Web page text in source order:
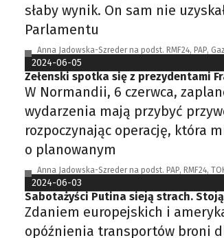
słaby wynik. On sam nie
Parlamentu
Anna Jadowska-Szreder na podst. RMF24, PAP,
2024-06-05
Zełenski spotka się z prezydentami
W Normandii, 6 czerwca,
wydarzenia mają przybyć
rozpoczynając operację, która
o planowanym
Anna Jadowska-Szreder na podst. PAP, RMF24,
2024-06-03
Sabotażyści Putina sieją strach.
Zdaniem europejskich i
opóźnienia transportów broni